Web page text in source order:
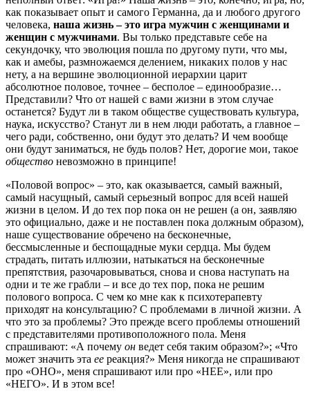
как показывает опыт и самого Германна, да и любого другого
человека, наша жизнь – это игра мужчин с женщинами и
женщин с мужчинами. Вы только представьте себе на
секундочку, что эволюция пошла по другому пути, что мы,
как и амебы, размножаемся делением, никаких полов у нас
нету, а на вершине эволюционной иерархии царит
абсолютное половое, точнее – бесполое – единообразие…
Представили? Что от нашей с вами жизни в этом случае
останется? Будут ли в таком обществе существовать культура,
наука, искусство? Станут ли в нем люди работать, а главное –
чего ради, собственно, они будут это делать? И чем вообще
они будут заниматься, не будь полов? Нет, дорогие мои, такое
общество невозможно в принципе!
«Половой вопрос» – это, как оказывается, самый важный,
самый насущный, самый серьезный вопрос для всей нашей
жизни в целом. И до тех пор пока он не решен (а он, заявляю
это официально, даже и не поставлен пока должным образом),
наше существование обречено на бесконечные,
бессмысленные и беспощадные муки сердца. Мы будем
страдать, питать иллюзии, натыкаться на бесконечные
препятствия, разочаровываться, снова и снова наступать на
одни и те же грабли – и все до тех пор, пока не решим
полового вопроса. С чем ко мне как к психотерапевту
приходят на консультацию? С проблемами в личной жизни. А
что это за проблемы? Это прежде всего проблемы отношений
с представителями противоположного пола. Меня
спрашивают: «А почему он ведет себя таким образом?»; «Что
может значить эта ее реакция?» Меня никогда не спрашивают
про «ОНО», меня спрашивают или про «НЕЕ», или про
«НЕГО». И в этом все!